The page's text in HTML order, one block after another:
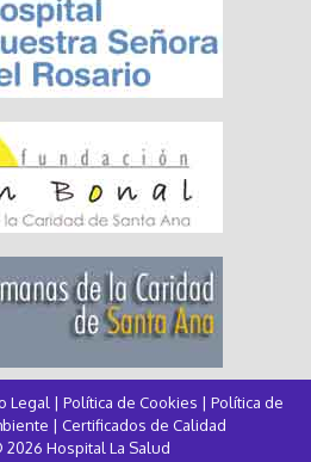
Legal | Política de Cookies | Política de
| Certificados de Calidad
Hospital La Salud